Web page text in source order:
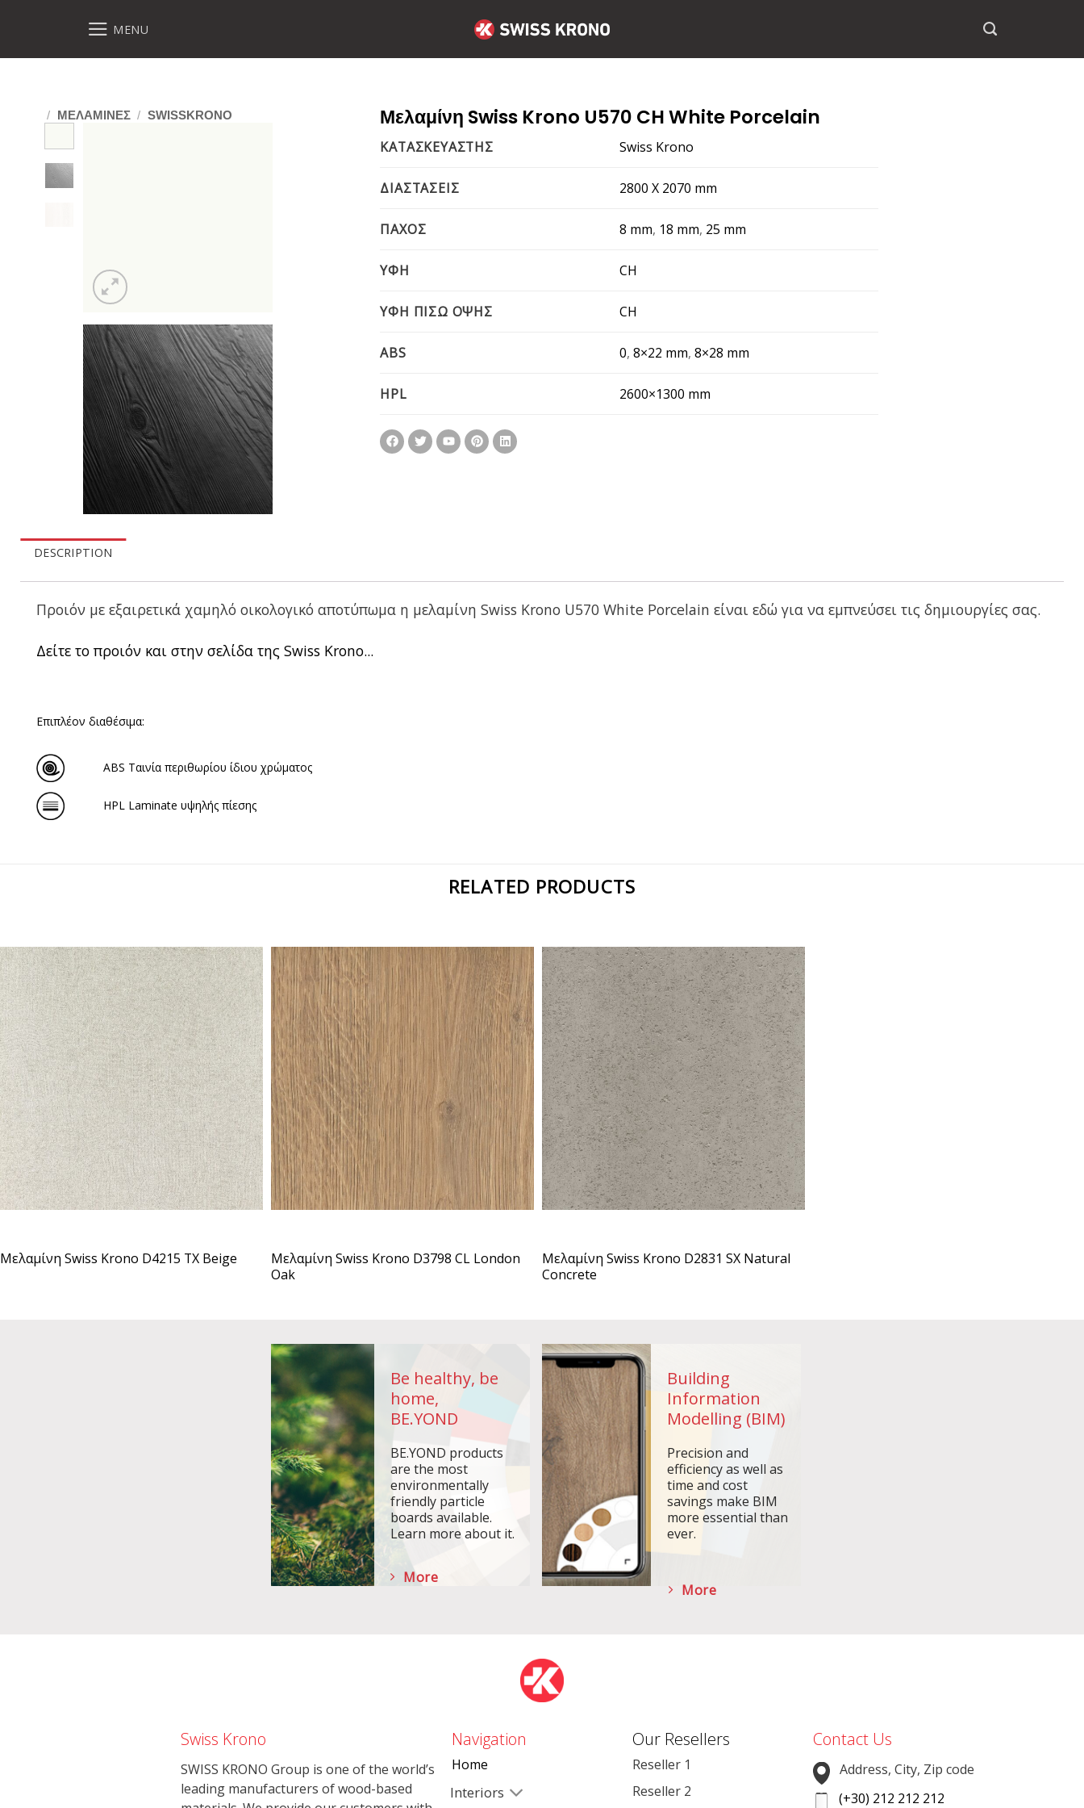
MENU
/ ΜΕΛΑΜΙΝΕΣ / SWISSKRONO Μελαμίνη Swiss Krono U570 CH White Porcelain
ΚΑΤΑΣΚΕΥΑΣΤΗΣ Swiss Krono
ΔΙΑΣΤΑΣΕΙΣ 2800 Χ 2070 mm
ΠΑΧΟΣ 8 mm, 18 mm, 25 mm
ΥΦΗ CH
ΥΦΗ ΠΙΣΩ ΟΨΗΣ CH
ABS 0,8×22 mm,8×28 mm
HPL 2600×1300 mm
DESCRIPTION
Προιόν με εξαιρετικά χαμηλό οικολογικό αποτύπωμα η μελαμίνη Swiss Krono U570 White Porcelain είναι εδώ για να εμπνεύσει τις δημιουργίες σας.
Δείτε το προιόν και στην σελίδα της Swiss Krono...
Επιπλέον διαθέσιμα:
ABS Ταινία περιθωρίου ίδιου χρώματος
HPL Laminate υψηλής πίεσης
RELATED PRODUCTS
Μελαμίνη Swiss Krono D4215 TX Beige
Μελαμίνη Swiss Krono D3798 CL London
Oak
Μελαμίνη Swiss Krono D2831 SX Natural
Concrete
Be healthy, be
home,
BE.YOND
BE.YOND products
are the most
environmentally
friendly particle
boards available.
Learn more about it.
More
Building
Information
Modelling (BIM)
Precision and
efficiency as well as
time and cost
savings make BIM
more essential than
ever.
More
Swiss Krono
SWISS KRONO Group is one of the world’s
leading manufacturers of wood-based
Navigation
Home
Interiors
Our Resellers
Reseller 1
Reseller 2
Contact Us
Address, City, Zip code
(+30) 212 212 212